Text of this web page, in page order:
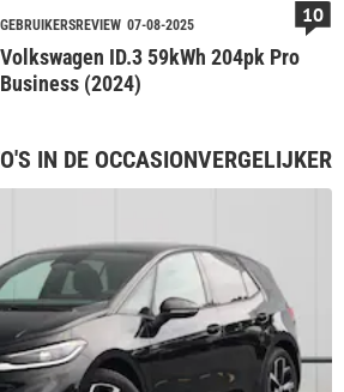
GEBRUIKERSREVIEW 07-08-2025
Volkswagen ID.3 59kWh 204pk Pro
Business (2024)
10
IN DE OCCASIONVERGELIJKER